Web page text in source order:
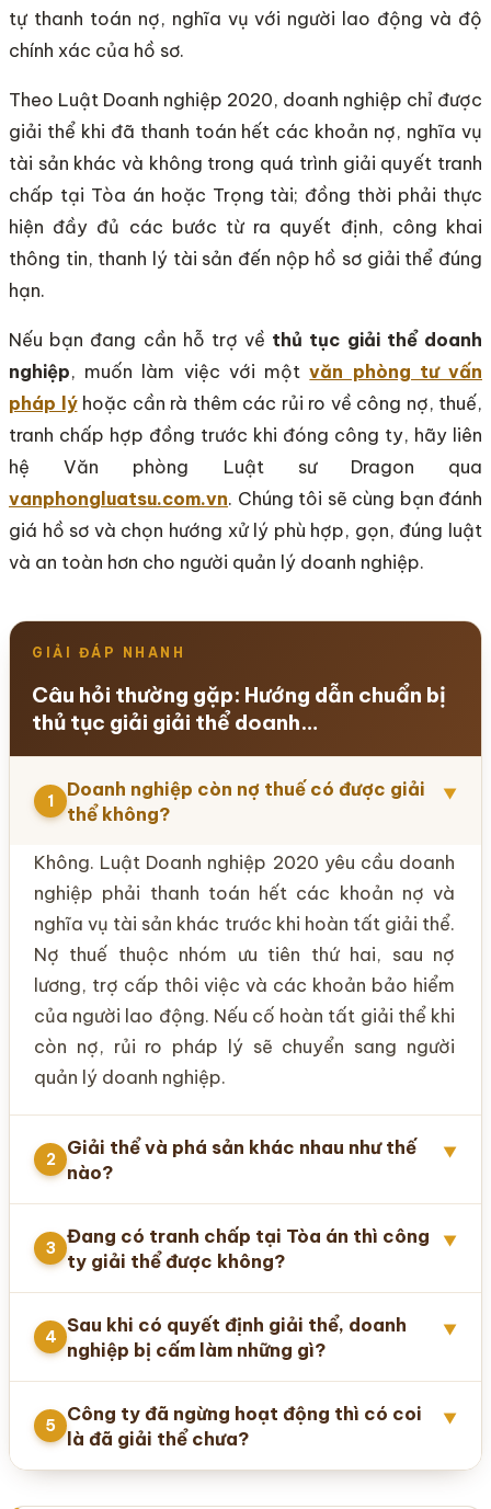
tự thanh toán nợ, nghĩa vụ với người lao động và độ
chính xác của hồ sơ.
Theo Luật Doanh nghiệp 2020, doanh nghiệp chỉ được
giải thể khi đã thanh toán hết các khoản nợ, nghĩa vụ
tài sản khác và không trong quá trình giải quyết tranh
chấp tại Tòa án hoặc Trọng tài; đồng thời phải thực
hiện đầy đủ các bước từ ra quyết định, công khai
thông tin, thanh lý tài sản đến nộp hồ sơ giải thể đúng
hạn.
Nếu bạn đang cần hỗ trợ về thủ tục giải thể doanh
nghiệp, muốn làm việc với mộtvăn phòng tư vấn
pháp lýhoặc cần rà thêm các rủi ro về công nợ, thuế,
tranh chấp hợp đồng trước khi đóng công ty, hãy liên
hệ Văn phòng Luật sư Dragon qua
vanphongluatsu.com.vn. Chúng tôi sẽ cùng bạn đánh
giá hồ sơ và chọn hướng xử lý phù hợp, gọn, đúng luật
và an toàn hơn cho người quản lý doanh nghiệp.
GIẢI ĐÁP NHANH
Câu hỏi thường gặp: Hướng dẫn chuẩn bị
thủ tục giải giải thể doanh…
1
Doanh nghiệp còn nợ thuế có được giải
thể không?
▼
Không. Luật Doanh nghiệp 2020 yêu cầu doanh
nghiệp phải thanh toán hết các khoản nợ và
nghĩa vụ tài sản khác trước khi hoàn tất giải thể.
Nợ thuế thuộc nhóm ưu tiên thứ hai, sau nợ
lương, trợ cấp thôi việc và các khoản bảo hiểm
của người lao động. Nếu cố hoàn tất giải thể khi
còn nợ, rủi ro pháp lý sẽ chuyển sang người
quản lý doanh nghiệp.
2
Giải thể và phá sản khác nhau như thế
nào?
▼
3
Đang có tranh chấp tại Tòa án thì công
ty giải thể được không?
▼
4
Sau khi có quyết định giải thể, doanh
nghiệp bị cấm làm những gì?
▼
5
Công ty đã ngừng hoạt động thì có coi
là đã giải thể chưa?
▼